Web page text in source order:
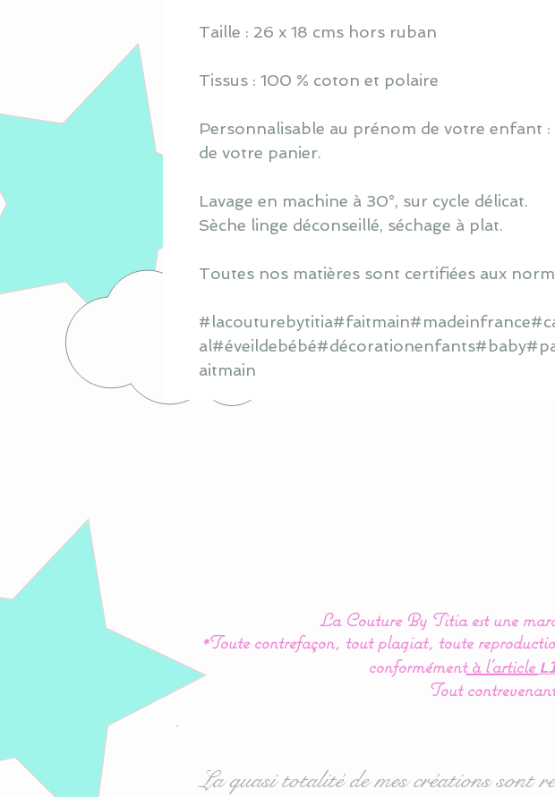
Taille : 26 x 18 cms hors ruban
Tissus : 100 % coton et polaire
Personnalisable au prénom de votre enfant
de votre panier.
Lavage en machine à 30°, sur cycle délicat.
Sèche linge déconseillé, séchage à plat.
Toutes nos matières sont certifiées aux
aitmain
La Couture By Titia est une
*Toute contrefaçon, tout plagiat, toute
conformémentà l’article
Tout contrevenant
La quasi totalité de mes créations sont